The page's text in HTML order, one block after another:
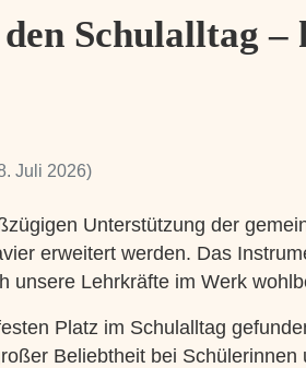
Schulalltag
Juli 2026)
Unterstützung der
erweitert werden. Das
unsere Lehrkräfte im Werk
Platz im Schulalltag
Beliebtheit bei